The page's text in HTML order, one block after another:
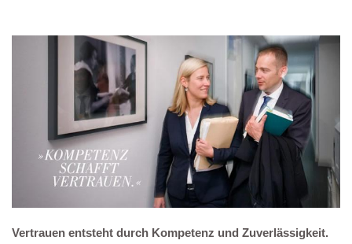
Vertrauen entsteht durch Kompetenz und Zuverlässigkeit.